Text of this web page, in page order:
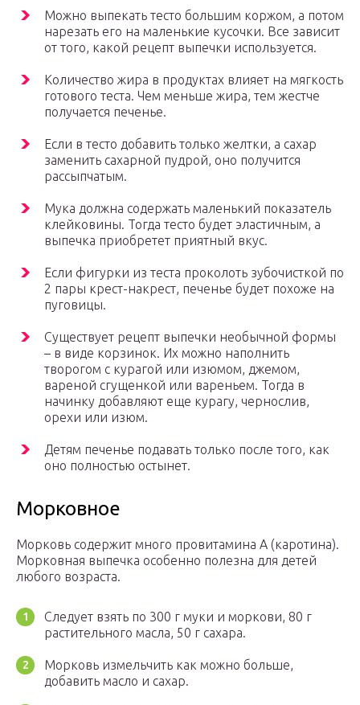
Можно выпекать тесто большим коржом, а потом
нарезать его на маленькие кусочки. Все зависит
от того, какой рецепт выпечки используется.
Количество жира в продуктах влияет на мягкость
готового теста. Чем меньше жира, тем жестче
получается печенье.
Если в тесто добавить только желтки, а сахар
заменить сахарной пудрой, оно получится
рассыпчатым.
Мука должна содержать маленький показатель
клейковины. Тогда тесто будет эластичным, а
выпечка приобретет приятный вкус.
Если фигурки из теста проколоть зубочисткой по
2 пары крест-накрест, печенье будет похоже на
пуговицы.
Существует рецепт выпечки необычной формы
– в виде корзинок. Их можно наполнить
творогом с курагой или изюмом, джемом,
вареной сгущенкой или вареньем. Тогда в
начинку добавляют еще курагу, чернослив,
орехи или изюм.
Детям печенье подавать только после того, как
оно полностью остынет.
Морковное
Морковь содержит много провитамина А (каротина).
Морковная выпечка особенно полезна для детей
любого возраста.
Следует взять по 300 г муки и моркови, 80 г
растительного масла, 50 г сахара.
Морковь измельчить как можно больше,
добавить масло и сахар.